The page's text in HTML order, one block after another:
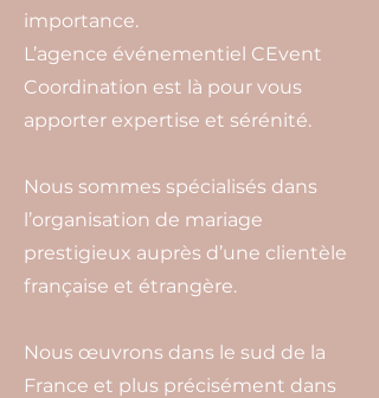
importance.
L’agence événementiel CEvent
Coordination est là pour vous
apporter expertise et sérénité.
Nous sommes spécialisés dans
l’organisation de mariage
prestigieux auprès d’une clientèle
française et étrangère.
Nous œuvrons dans le sud de la
France et plus précisément dans